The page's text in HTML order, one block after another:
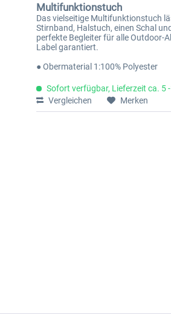
Multifunktionstuch
Das vielseitige Multifunktionstuch
Stirnband, Halstuch, einen Schal
perfekte Begleiter für alle Outdoor-
Label garantiert.
● Obermaterial 1:100% Polyester
Sofort verfügbar, Lieferzeit ca. 5
Vergleichen
Merken